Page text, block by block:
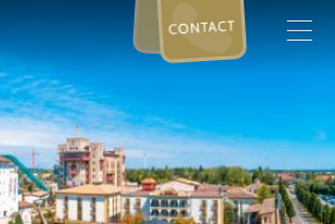
CONTACT